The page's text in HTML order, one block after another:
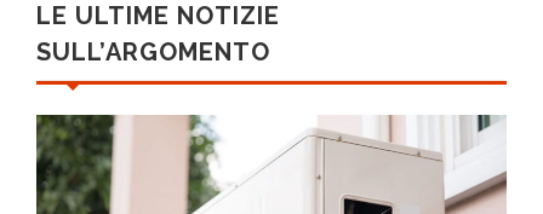
LE ULTIME NOTIZIE
SULL’ARGOMENTO